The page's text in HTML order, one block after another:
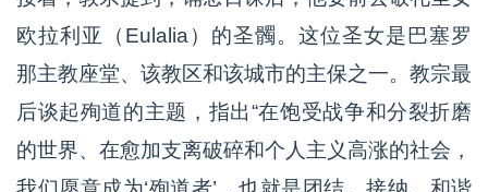
欧拉利亚（Eulalia）的圣髑。这位圣女是巴塞罗
那主教座堂、该教区和该城市的主保之一。教宗最
后谈起殉道的主题，指出“在饱受战争和分裂折磨
的世界、在愈加支离破碎和个人主义高涨的社会，